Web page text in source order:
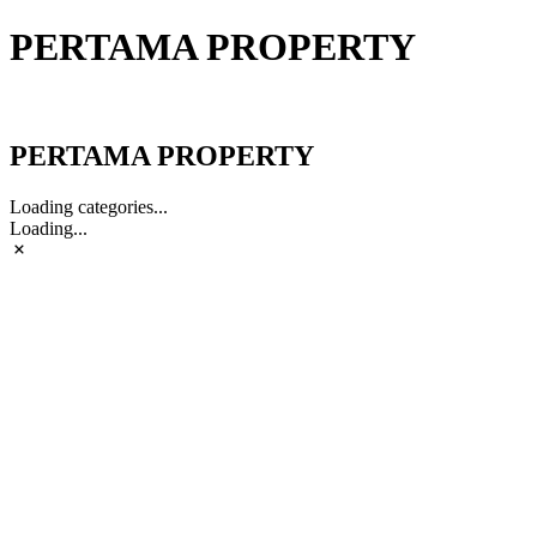
PERTAMA PROPERTY
PERTAMA PROPERTY
Loading categories...
Loading...